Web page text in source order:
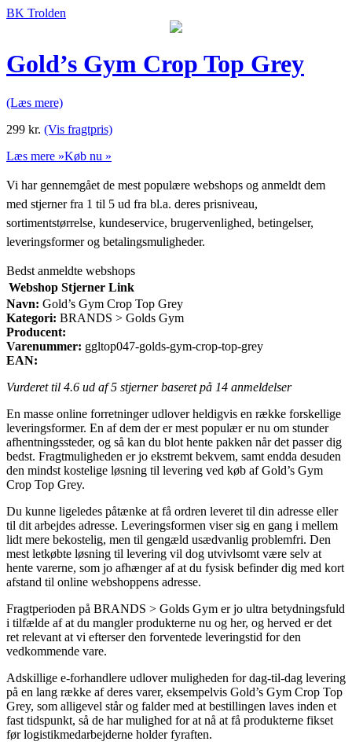
BK Trolden
Gold’s Gym Crop Top Grey
(Læs mere)
299 kr. (Vis fragtpris)
Læs mere »Køb nu »
Vi har gennemgået de mest populære webshops og anmeldt dem
med stjerner fra 1 til 5 ud fra bl.a. deres prisniveau,
sortimentstørrelse, kundeservice, brugervenlighed, betingelser,
leveringsformer og betalingsmuligheder.
Bedst anmeldte webshops
Webshop Stjerner Link
Navn: Gold’s Gym Crop Top Grey
Kategori: BRANDS > Golds Gym
Producent:
Varenummer: ggltop047-golds-gym-crop-top-grey
EAN:
Vurderet til 4.6 ud af 5 stjerner baseret på 14 anmeldelser
En masse online forretninger udlover heldigvis en række forskellige
leveringsformer. En af dem der er mest populær er nu om stunder
afhentningssteder, og så kan du blot hente pakken når det passer dig
bedst. Fragtmuligheden er jo ekstremt bekvem, samt endda desuden
den mindst kostelige løsning til levering ved køb af Gold’s Gym
Crop Top Grey.
Du kunne ligeledes påtænke at få ordren leveret til din adresse eller
til dit arbejdes adresse. Leveringsformen viser sig en gang i mellem
lidt mere bekostelig, men til gengæld usædvanlig problemfri. Den
mest letkøbte løsning til levering vil dog utvivlsomt være selv at
hente varerne, som jo afhænger af at du fysisk befinder dig med kort
afstand til online webshoppens adresse.
Fragtperioden på BRANDS > Golds Gym er jo ultra betydningsfuld
i tilfælde af at du mangler produkterne nu og her, og herved er det
ret relevant at vi efterser den forventede leveringstid for den
vedkommende vare.
Adskillige e-forhandlere udlover muligheden for dag-til-dag levering
på en lang række af deres varer, eksempelvis Gold’s Gym Crop Top
Grey, som alligevel står og falder med at bestillingen laves inden et
fast tidspunkt, så de har mulighed for at nå at få produkterne fikset
før logistikmedarbejderne holder fyraften.